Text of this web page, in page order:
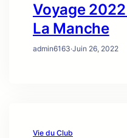
Voyage
La Manche
admin6163·Juin 26, 2022
Vie du Club